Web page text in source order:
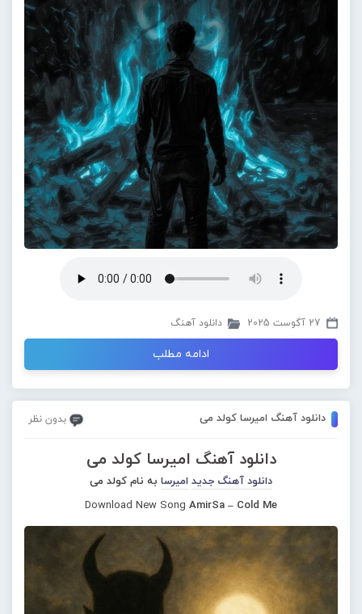
27 آگوست 2025 دانلود آهنگ
ادامه مطلب
دانلود آهنگ امیرسا کولد می بدون نظر
دانلود آهنگ امیرسا کولد می
دانلود آهنگ جدید امیرسا به نام کولد می
Download New Song AmirSa – Cold Me